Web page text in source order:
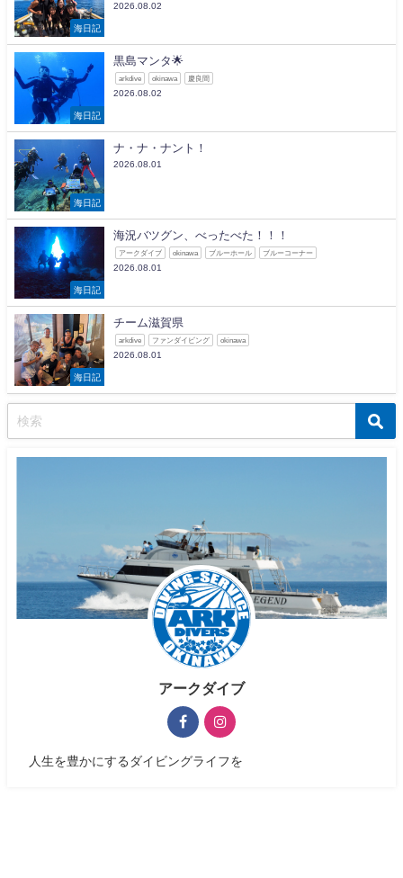
海日記
2026.08.02
海日記
黒島マンタ🌟
arkdive okinawa 慶良間
2026.08.02
海日記
ナ・ナ・ナント！
2026.08.01
海日記
海況バツグン、べったべた！！！
アークダイブ okinawa ブルーホール ブルーコーナー
2026.08.01
海日記
チーム滋賀県
arkdive ファンダイビング okinawa
2026.08.01
アークダイブ
人生を豊かにするダイビングライフを